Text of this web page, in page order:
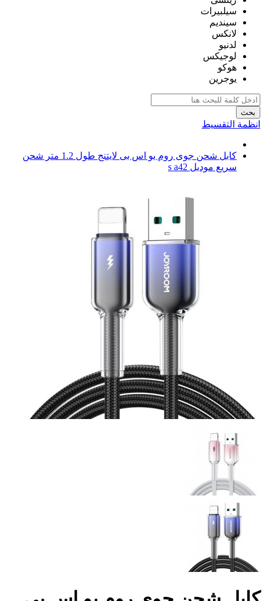
سيلبيرات
سينديم
لانكس
لدنيو
لوجيكس
هوكو
يوجرين
بحث
انظمة التقسيط
كابل شحن جوى روم يو اس بى لايتنج طول 1.2 متر شحن
سريع موديل s a42